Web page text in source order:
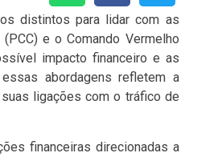
distintos para lidar com as
e o Comando Vermelho
impacto financeiro e as
abordagens refletem a
ligações com o tráfico de
financeiras direcionadas a